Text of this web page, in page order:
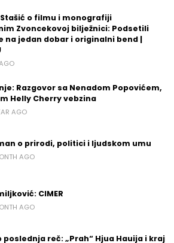
o filmu i monografiji
Zvoncekovoj bilježnici: Podsetili
na jedan dobar i originalni bend |
Razgovor sa Nenadom Popovićem,
Helly Cherry vebzina
AGO
o prirodi, politici i ljudskom umu
AGO
CIMER
AGO
poslednja reč: „Prah“ Hjua Hauija i kraj